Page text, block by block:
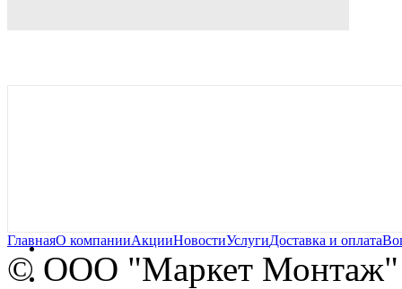
ГлавнаяО компанииАкцииНовостиУслугиДоставка и оплата
© OOO "Маркет Монтаж"